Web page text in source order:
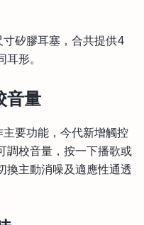
矽膠耳塞，合共提供4
形。
音量
要功能，今代新增觸控
調校音量，按一下播歌或
換主動消噪及適應性通透